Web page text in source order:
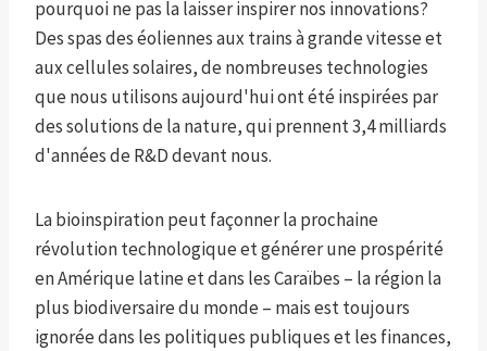
pourquoi ne pas la laisser inspirer nos innovations?
Des spas des éoliennes aux trains à grande vitesse et
aux cellules solaires, de nombreuses technologies
que nous utilisons aujourd'hui ont été inspirées par
des solutions de la nature, qui prennent 3,4 milliards
d'années de R&D devant nous.
La bioinspiration peut façonner la prochaine
révolution technologique et générer une prospérité
en Amérique latine et dans les Caraïbes – la région la
plus biodiversaire du monde – mais est toujours
ignorée dans les politiques publiques et les finances,